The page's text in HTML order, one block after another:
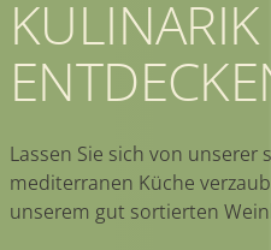
KULINARIK
Lassen Sie sich von unserer
mediterranen Küche
unserem gut sortierten